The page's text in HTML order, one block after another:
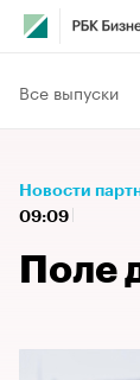
Все выпуски
Новости
09:09
Поле